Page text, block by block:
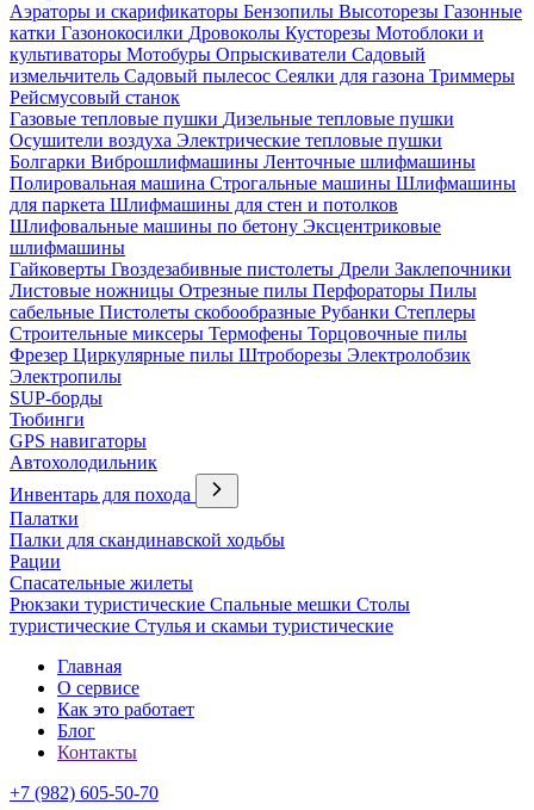
Аэраторы и скарификаторы Бензопилы Высоторезы Газонные
катки Газонокосилки Дровоколы Кусторезы Мотоблоки и
культиваторы Мотобуры Опрыскиватели Садовый
измельчитель Садовый пылесос Сеялки для газона Триммеры
Рейсмусовый станок
Газовые тепловые пушки Дизельные тепловые пушки
Осушители воздуха Электрические тепловые пушки
Болгарки Виброшлифмашины Ленточные шлифмашины
Полировальная машина Строгальные машины Шлифмашины
для паркета Шлифмашины для стен и потолков
Шлифовальные машины по бетону Эксцентриковые
шлифмашины
Гайковерты Гвоздезабивные пистолеты Дрели Заклепочники
Листовые ножницы Отрезные пилы Перфораторы Пилы
сабельные Пистолеты скобообразные Рубанки Степлеры
Строительные миксеры Термофены Торцовочные пилы
Фрезер Циркулярные пилы Штроборезы Электролобзик
Электропилы
SUP-борды
Тюбинги
GPS навигаторы
Автохолодильник
Инвентарь для похода
Палатки
Палки для скандинавской ходьбы
Рации
Спасательные жилеты
Рюкзаки туристические Спальные мешки Столы
туристические Стулья и скамьи туристические
Главная
О сервисе
Как это работает
Блог
Контакты
+7 (982) 605-50-70